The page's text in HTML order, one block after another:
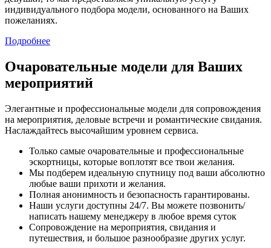
индивидуального подбора модели, основанного на Ваших
пожеланиях.
Подробнее
Очаровательные модели для Ваших
мероприятий
Элегантные и профессиональные модели для сопровождения
на мероприятия, деловые встречи и романтические свидания.
Наслаждайтесь высочайшим уровнем сервиса.
Только самые очаровательные и профессиональные
эскортницы, которые воплотят все твои желания.
Мы подберем идеальную спутницу под ваши абсолютно
любые ваши прихоти и желания.
Полная анонимность и безопасность гарантированы.
Наши услуги доступны 24/7. Вы можете позвонить/
написать нашему менеджеру в любое время суток
Сопровождение на мероприятия, свидания и
путешествия, и большое разнообразие других услуг.